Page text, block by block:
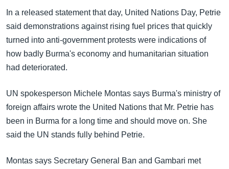
ရန်
ရှာဖွေ
ရန်
နေရာ
သို့
ရန်
ဘာသာစကားများ
In a released statement that day, United Nations Day, Petrie
said demonstrations against rising fuel prices that quickly
turned into anti-government protests were indications of
how badly Burma's economy and humanitarian situation
had deteriorated.
UN spokesperson Michele Montas says Burma's ministry of
foreign affairs wrote the United Nations that Mr. Petrie has
been in Burma for a long time and should move on. She
said the UN stands fully behind Petrie.
Montas says Secretary General Ban and Gambari met